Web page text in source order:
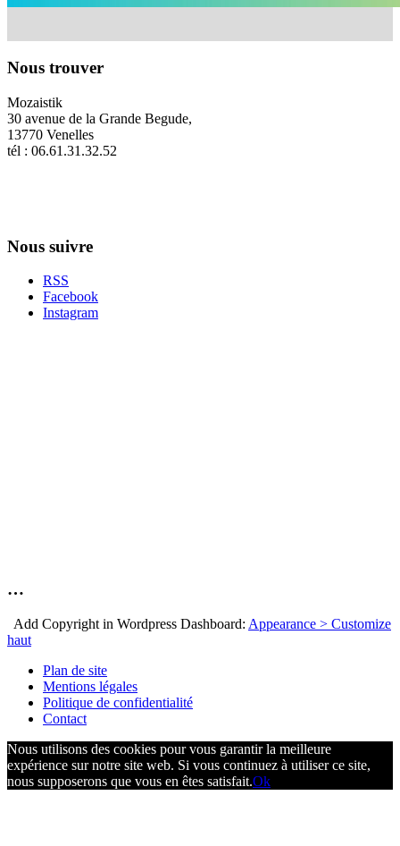
Nous trouver
Mozaistik
30 avenue de la Grande Begude,
13770 Venelles
tél : 06.61.31.32.52
Nous suivre
RSS
Facebook
Instagram
…
Add Copyright in Wordpress Dashboard: Appearance > Customize
haut
Plan de site
Mentions légales
Politique de confidentialité
Contact
Nous utilisons des cookies pour vous garantir la meilleure
expérience sur notre site web. Si vous continuez à utiliser ce site,
nous supposerons que vous en êtes satisfait.Ok